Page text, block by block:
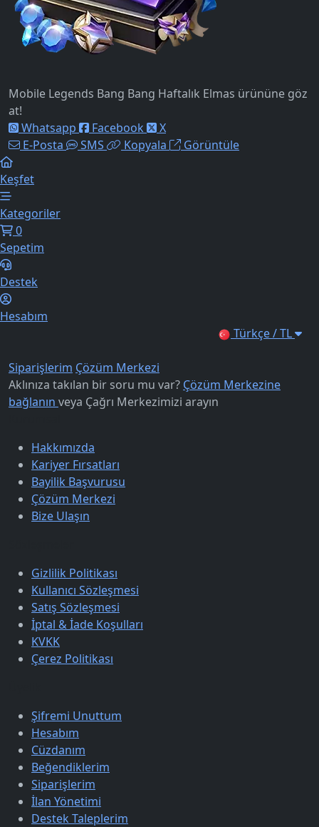
Mobile Legends Bang Bang Haftalık Elmas ürününe göz
at!
Whatsapp
Facebook
X
E-Posta
SMS Kopyala Görüntüle
Keşfet
Kategoriler
0
Sepetim
Destek
Hesabım
Türkçe / TL
Siparişlerim Çözüm Merkezi
Aklınıza takılan bir soru mu var? Çözüm Merkezine
bağlanın veya Çağrı Merkezimizi arayın
Hakkımızda
Kariyer Fırsatları
Bayilik Başvurusu
Çözüm Merkezi
Bize Ulaşın
Gizlilik Politikası
Kullanıcı Sözleşmesi
Satış Sözleşmesi
İptal & İade Koşulları
KVKK
Çerez Politikası
Şifremi Unuttum
Hesabım
Cüzdanım
Beğendiklerim
Siparişlerim
İlan Yönetimi
Destek Taleplerim